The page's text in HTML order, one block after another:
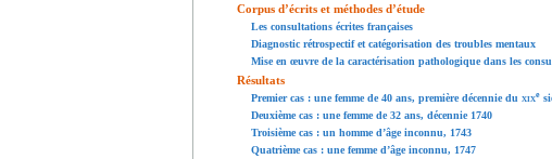
Corpus d’écrits et méthodes d’étude
Les consultations écrites françaises
Diagnostic rétrospectif et catégorisation des troubles mentaux
Mise en œuvre de la caractérisation pathologique dans les
Résultats
Premier cas : une femme de 40 ans, première décennie du xixe
Deuxième cas : une femme de 32 ans, décennie 1740
Troisième cas : un homme d’âge inconnu, 1743
Quatrième cas : une femme d’âge inconnu, 1747